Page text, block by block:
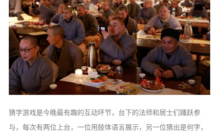
猜字游戏是今晚最有趣的互动环节，台下的法师和居士们踊跃参
与，每次有两位上台，一位用肢体语言展示，另一位猜出是何字，